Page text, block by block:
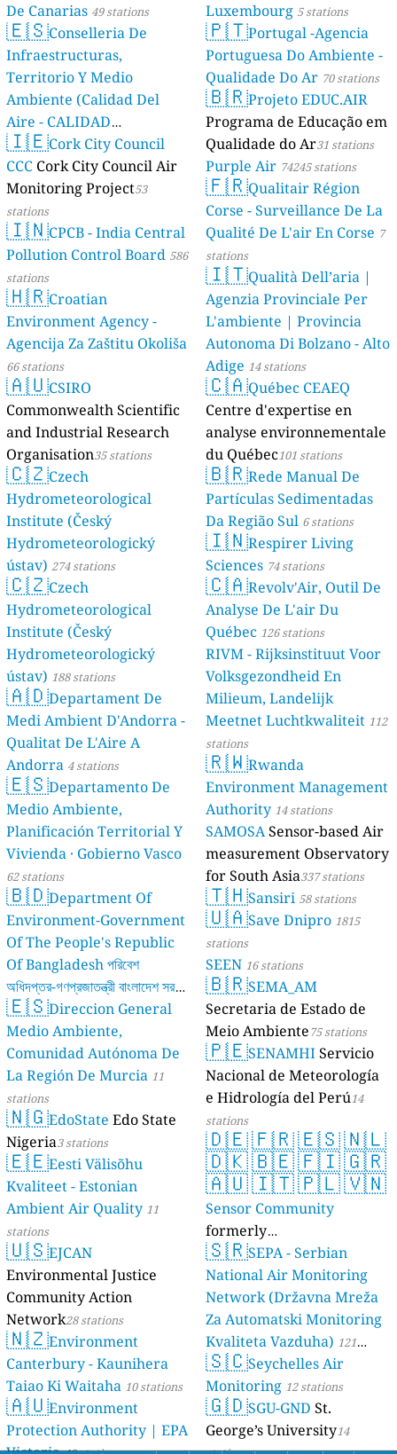
De Canarias 49 stations
🇪🇸Conselleria De
Infraestructuras,
Territorio Y Medio
Ambiente (Calidad Del
Aire - CALIDAD
AMBIENTAL) 23 stations
🇮🇪Cork City Council
CCC Cork City Council Air
Monitoring Project53
stations
🇮🇳CPCB - India Central
Pollution Control Board 586
stations
🇭🇷Croatian
Environment Agency -
Agencija Za Zaštitu Okoliša
66 stations
🇦🇺CSIRO
Commonwealth Scientific
and Industrial Research
Organisation35 stations
🇨🇿Czech
Hydrometeorological
Institute (Český
Hydrometeorologický
ústav) 274 stations
🇨🇿Czech
Hydrometeorological
Institute (Český
Hydrometeorologický
ústav) 188 stations
🇦🇩Departament De
Medi Ambient D'Andorra -
Qualitat De L'Aire A
Andorra 4 stations
🇪🇸Departamento De
Medio Ambiente,
Planificación Territorial Y
Vivienda · Gobierno Vasco
62 stations
🇧🇩Department Of
Environment-Government
Of The People's Republic
Of Bangladesh পরিবেশ
অধিদপ্তর-গণপ্রজাতন্ত্রী বাংলাদেশ সরকার
17 stations
🇪🇸Direccion General
Medio Ambiente,
Comunidad Autónoma De
La Región De Murcia 11
stations
🇳🇬EdoState Edo State
Nigeria3 stations
🇪🇪Eesti Välisõhu
Kvaliteet - Estonian
Ambient Air Quality 11
stations
🇺🇸EJCAN
Environmental Justice
Community Action
Network28 stations
🇳🇿Environment
Canterbury - Kaunihera
Taiao Ki Waitaha 10 stations
🇦🇺Environment
Protection Authority | EPA
Luxembourg 5 stations
🇵🇹Portugal -Agencia
Portuguesa Do Ambiente -
Qualidade Do Ar 70 stations
🇧🇷Projeto EDUC.AIR
Programa de Educação em
Qualidade do Ar31 stations
Purple Air 74245 stations
🇫🇷Qualitair Région
Corse - Surveillance De La
Qualité De L'air En Corse 7
stations
🇮🇹Qualità Dell’aria |
Agenzia Provinciale Per
L'ambiente | Provincia
Autonoma Di Bolzano - Alto
Adige 14 stations
🇨🇦Québec CEAEQ
Centre d'expertise en
analyse environnementale
du Québec101 stations
🇧🇷Rede Manual De
Partículas Sedimentadas
Da Região Sul 6 stations
🇮🇳Respirer Living
Sciences 74 stations
🇨🇦Revolv'Air, Outil De
Analyse De L'air Du
Québec 126 stations
RIVM - Rijksinstituut Voor
Volksgezondheid En
Milieum, Landelijk
Meetnet Luchtkwaliteit 112
stations
🇷🇼Rwanda
Environment Management
Authority 14 stations
SAMOSASensor-based Air
measurement Observatory
for South Asia337 stations
🇹🇭Sansiri 58 stations
🇺🇦Save Dnipro 1815
stations
SEEN 16 stations
🇧🇷SEMA_AM
Secretaria de Estado de
Meio Ambiente75 stations
🇵🇪SENAMHIServicio
Nacional de Meteorología
e Hidrología del Perú14
stations
🇩🇪🇫🇷🇪🇸🇳🇱
🇩🇰🇧🇪🇫🇮🇬🇷
🇦🇺🇮🇹🇵🇱🇻🇳
Sensor Community
formerly
luftdaten.info35819 stations
🇸🇷SEPA - Serbian
National Air Monitoring
Network (Državna Mreža
Za Automatski Monitoring
Kvaliteta Vazduha) 121
stations
🇸🇨Seychelles Air
Monitoring 12 stations
🇬🇩SGU-GND St.
George’s University14